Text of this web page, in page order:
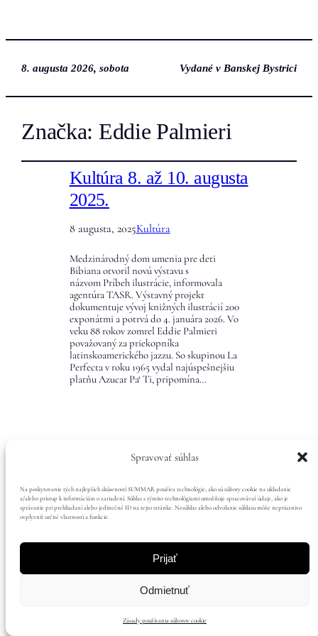
Spravovať súhlas
Na poskytovanie tých najlepších skúseností SUMMAR používa technológie, ako sú súbory cookie na ukladanie
a/alebo prístup k informáciám o zariadení. Súhlas s týmito technológiami umožňuje spracovávať údaje, ako je
správanie pri prehliadaní alebo jedinečné ID na tejto stránke. Nesúhlas alebo odvolanie súhlasu môže nepriaznivo
ovplyvniť určité vlastnosti a funkcie.
Prijať
Odmietnuť
Zásady používania súborov cookie
8. augusta 2026, sobota Vydané v Banskej Bystrici
Značka: Eddie Palmieri
Kultúra 8. až 10. augusta
2025.
8 augusta, 2025Kultúra
Medzinárodný dom umenia pre deti
Bibiana otvoril novú výstavu s
názvom Príbeh ilustrácie, informovala
agentúra TASR. Výstavný projekt
dokumentuje vývoj knižných ilustrácií 200
exponátmi a potrvá do 4. januára 2026. Vo
veku 88 rokov zomrel Eddie Palmieri
považovaný za priekopníka
latinskoamerického jazzu. So skupinou La
Perfecta v roku 1965 vydal najúspešnejšiu
platňu Azucar Pa‘ Ti, pripomína…
Hodnoty Mediálny dom Čitatelia Podpora